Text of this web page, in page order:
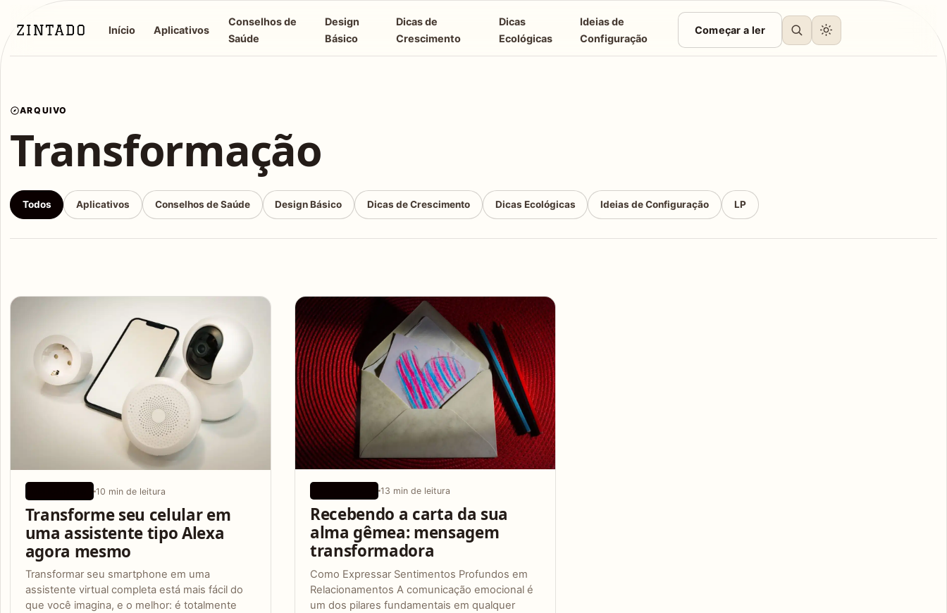
Início Aplicativos
Conselhos de
Saúde
Design
Básico
Dicas de
Crescimento
Dicas
Ecológicas
Ideias de
Configuração
Começar a ler
ARQUIVO
Transformação
Todos Aplicativos Conselhos de Saúde Design Básico Dicas de Crescimento Dicas Ecológicas Ideias de Configuração LP
Articles
10 min de leitura
Transforme seu celular em
uma assistente tipo Alexa
agora mesmo
Transformar seu smartphone em uma
assistente virtual completa está mais fácil do
que você imagina, e o melhor: é totalmente
13 min de leitura
Recebendo a carta da sua
alma gêmea: mensagem
transformadora
Como Expressar Sentimentos Profundos em
Relacionamentos A comunicação emocional é
um dos pilares fundamentais em qualquer